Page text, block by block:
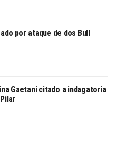
por ataque de dos Bull
Gaetani citado a indagatoria